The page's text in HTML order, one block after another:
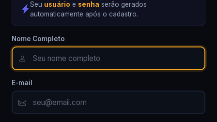
Seu usuário e senha serão gerados
automaticamente após o cadastro.
Nome Completo
E-mail